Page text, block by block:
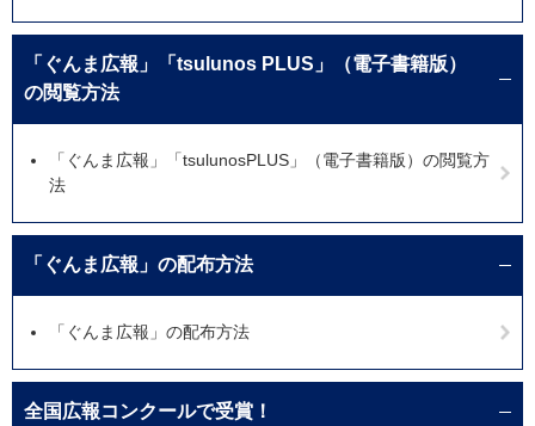
「ぐんま広報」「tsulunos PLUS」（電子書籍版）
の閲覧方法
「ぐんま広報」「tsulunosPLUS」（電子書籍版）の閲覧方
法
「ぐんま広報」の配布方法
「ぐんま広報」の配布方法
全国広報コンクールで受賞！